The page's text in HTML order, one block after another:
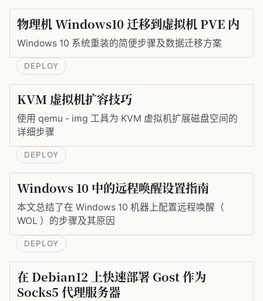
物理机 Windows10 迁移到虚拟机 PVE 内
Windows 10 系统重装的简便步骤及数据迁移方案
DEPLOY
KVM 虚拟机扩容技巧
使用 qemu - img 工具为 KVM 虚拟机扩展磁盘空间的
详细步骤
DEPLOY
Windows 10 中的远程唤醒设置指南
本文总结了在 Windows 10 机器上配置远程唤醒（
WOL ）的步骤及其原因
DEPLOY
在 Debian12 上快速部署 Gost 作为
Socks5 代理服务器